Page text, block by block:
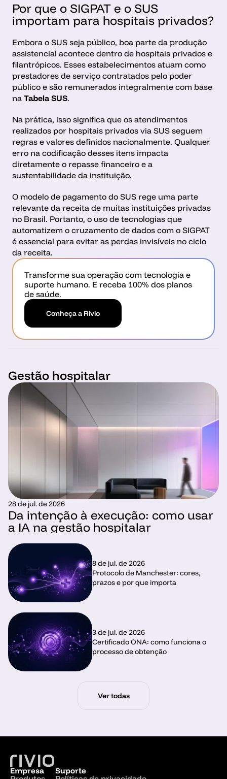
Por que o SIGPAT e o SUS
importam para hospitais privados?
Embora o SUS seja público, boa parte da produção
assistencial acontece dentro de hospitais privados e
filantrópicos. Esses estabelecimentos atuam como
prestadores de serviço contratados pelo poder
público e são remunerados integralmente com base
na Tabela SUS.
Na prática, isso significa que os atendimentos
realizados por hospitais privados via SUS seguem
regras e valores definidos nacionalmente. Qualquer
erro na codificação desses itens impacta
diretamente o repasse financeiro e a
sustentabilidade da instituição.
O modelo de pagamento do SUS rege uma parte
relevante da receita de muitas instituições privadas
no Brasil. Portanto, o uso de tecnologias que
automatizem o cruzamento de dados com o SIGPAT
é essencial para evitar as perdas invisíveis no ciclo
da receita.
Transforme sua operação com tecnologia e
suporte humano. E receba 100% dos planos
de saúde.
Conheça a Rivio
Gestão hospitalar
28 de jul. de 2026
Da intenção à execução: como usar
a IA na gestão hospitalar
8 de jul. de 2026
Protocolo de Manchester: cores,
prazos e por que importa
3 de jul. de 2026
Certificado ONA: como funciona o
processo de obtenção
Ver todas
Empresa Suporte